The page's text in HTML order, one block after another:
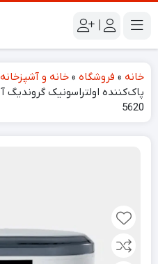
|
خانه » فروشگاه » خانه و آشپزخانه
5620